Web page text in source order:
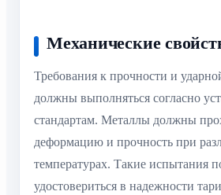
Механические
Требования к прочности и
должны выполняться согласно
стандартам. Металлы должны
деформацию и прочность при
температурах. Такие испытания
удостовериться в надежности